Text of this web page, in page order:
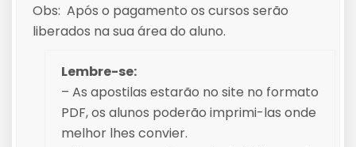
Obs: Após o pagamento os cursos serão
liberados na sua área do aluno.
Lembre-se:
– As apostilas estarão no site no formato
PDF, os alunos poderão imprimi-las onde
melhor lhes convier.